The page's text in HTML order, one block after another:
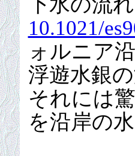
10.1021/
ォルニア
浮遊水銀
それには
を沿岸の